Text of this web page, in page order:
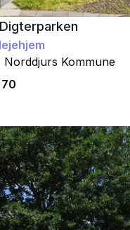
Norddjurs Kommune
70